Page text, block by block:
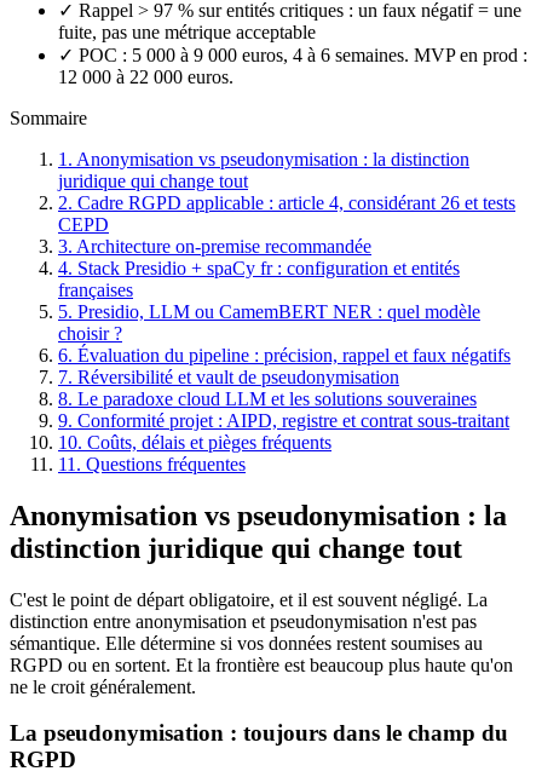
✓ Rappel > 97 % sur entités critiques : un faux négatif = une
fuite, pas une métrique acceptable
✓ POC : 5 000 à 9 000 euros, 4 à 6 semaines. MVP en prod :
12 000 à 22 000 euros.
Sommaire
1. Anonymisation vs pseudonymisation : la distinction
juridique qui change tout
2. Cadre RGPD applicable : article 4, considérant 26 et tests
CEPD
3. Architecture on-premise recommandée
4. Stack Presidio + spaCy fr : configuration et entités
françaises
5. Presidio, LLM ou CamemBERT NER : quel modèle
choisir ?
6. Évaluation du pipeline : précision, rappel et faux négatifs
7. Réversibilité et vault de pseudonymisation
8. Le paradoxe cloud LLM et les solutions souveraines
9. Conformité projet : AIPD, registre et contrat sous-traitant
10. Coûts, délais et pièges fréquents
11. Questions fréquentes
Anonymisation vs pseudonymisation : la
distinction juridique qui change tout
C'est le point de départ obligatoire, et il est souvent négligé. La
distinction entre anonymisation et pseudonymisation n'est pas
sémantique. Elle détermine si vos données restent soumises au
RGPD ou en sortent. Et la frontière est beaucoup plus haute qu'on
ne le croit généralement.
La pseudonymisation : toujours dans le champ du
RGPD